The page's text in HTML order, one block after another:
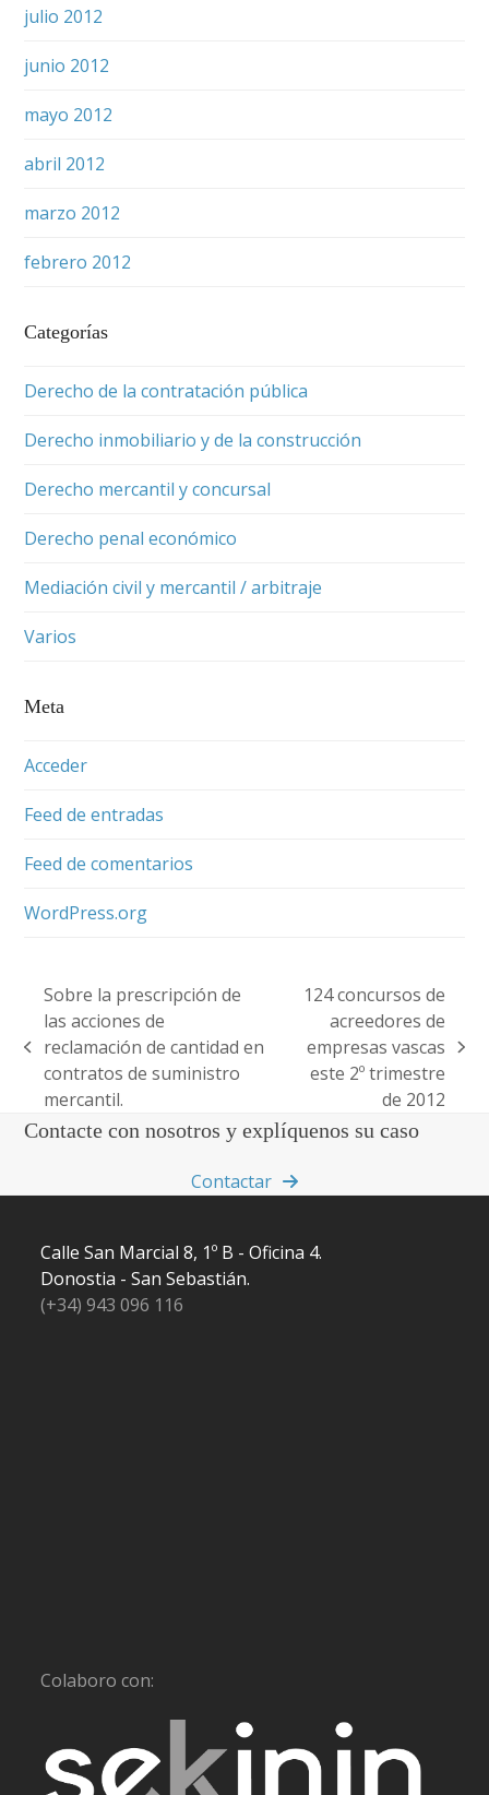
julio 2012
junio 2012
mayo 2012
abril 2012
marzo 2012
febrero 2012
Categorías
Derecho de la contratación pública
Derecho inmobiliario y de la construcción
Derecho mercantil y concursal
Derecho penal económico
Mediación civil y mercantil / arbitraje
Varios
Meta
Acceder
Feed de entradas
Feed de comentarios
WordPress.org
previous
post:
Sobre la prescripción de
las acciones de
reclamación de cantidad en
contratos de suministro
mercantil.
next
post:
124 concursos de
acreedores de
empresas vascas
este 2º trimestre
de 2012
Contacte con nosotros y explíquenos su caso
Contactar
Calle San Marcial 8, 1º B - Oficina 4.
Donostia - San Sebastián.
(+34) 943 096 116
Colaboro con: